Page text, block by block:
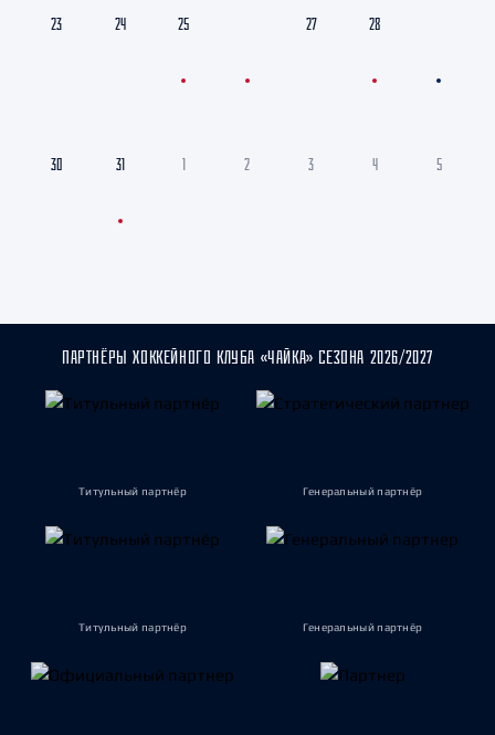
23 24 25 27 28
30 31 1 2 3 4 5
ПАРТНЁРЫ ХОККЕЙНОГО КЛУБА «ЧАЙКА» СЕЗОНА 2026/2027
Титульный партнёр Генеральный партнёр
Титульный партнёр Генеральный партнёр